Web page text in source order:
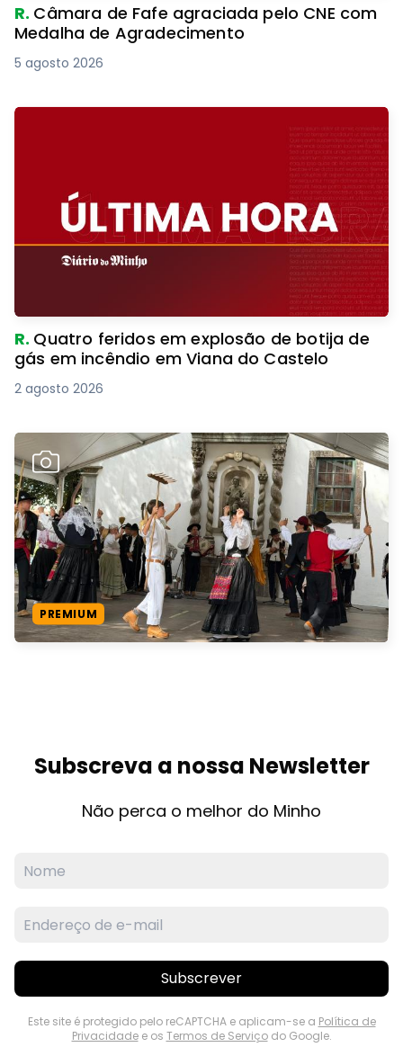
R. Câmara de Fafe agraciada pelo CNE com
Medalha de Agradecimento
5 agosto 2026
R. Quatro feridos em explosão de botija de
gás em incêndio em Viana do Castelo
2 agosto 2026
PREMIUM
Subscreva a nossa Newsletter
Não perca o melhor do Minho
Subscrever
Este site é protegido pelo reCAPTCHA e aplicam-se a Política de
Privacidadee os Termos de Serviçodo Google.